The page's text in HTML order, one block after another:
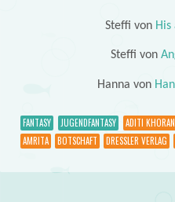
Steffi von His
Steffi von
Hanna von
FANTASY JUGENDFANTASY ADITI
AMRITA
BOTSCHAFT DRESSLER VERLAG